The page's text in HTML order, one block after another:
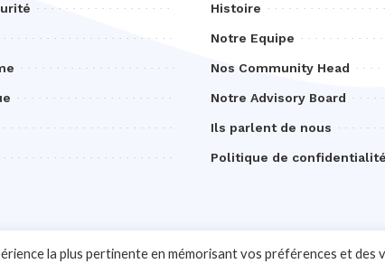
Histoire
Notre Equipe
Nos Community Head
Notre Advisory Board
Ils parlent de nous
Politique de confidentialité
la plus pertinente en mémorisant vos préférences et des